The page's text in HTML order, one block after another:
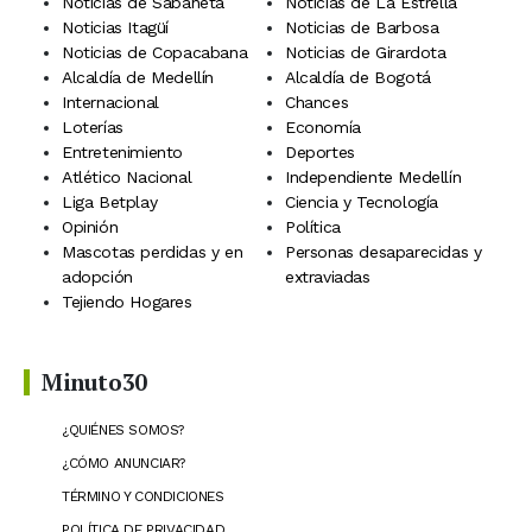
Noticias Itagüí
Noticias de Barbosa
Noticias de Copacabana
Noticias de Girardota
Alcaldía de Medellín
Alcaldía de Bogotá
Internacional
Chances
Loterías
Economía
Entretenimiento
Deportes
Atlético Nacional
Independiente Medellín
Liga Betplay
Ciencia y Tecnología
Opinión
Política
Mascotas perdidas y en
adopción
Personas desaparecidas y
extraviadas
Tejiendo Hogares
Minuto30
¿QUIÉNES SOMOS?
¿CÓMO ANUNCIAR?
TÉRMINO Y CONDICIONES